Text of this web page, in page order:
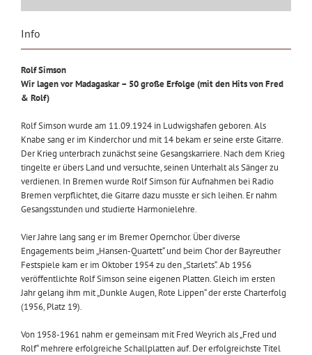
Info
Rolf Simson
Wir lagen vor Madagaskar – 50 große Erfolge (mit den Hits von Fred
& Rolf)
Rolf Simson wurde am 11.09.1924 in Ludwigshafen geboren. Als
Knabe sang er im Kinderchor und mit 14 bekam er seine erste Gitarre.
Der Krieg unterbrach zunächst seine Gesangskarriere. Nach dem Krieg
tingelte er übers Land und versuchte, seinen Unterhalt als Sänger zu
verdienen. In Bremen wurde Rolf Simson für Aufnahmen bei Radio
Bremen verpflichtet, die Gitarre dazu musste er sich leihen. Er nahm
Gesangsstunden und studierte Harmonielehre.
Vier Jahre lang sang er im Bremer Opernchor. Über diverse
Engagements beim „Hansen-Quartett“ und beim Chor der Bayreuther
Festspiele kam er im Oktober 1954 zu den „Starlets“. Ab 1956
veröffentlichte Rolf Simson seine eigenen Platten. Gleich im ersten
Jahr gelang ihm mit „Dunkle Augen, Rote Lippen“ der erste Charterfolg
(1956, Platz 19).
Von 1958-1961 nahm er gemeinsam mit Fred Weyrich als „Fred und
Rolf“ mehrere erfolgreiche Schallplatten auf. Der erfolgreichste Titel